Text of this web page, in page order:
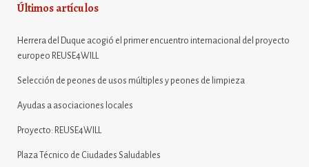
Últimos artículos
Herrera del Duque acogió el primer encuentro internacional del proyecto
europeo REUSE4WILL
Selección de peones de usos múltiples y peones de limpieza
Ayudas a asociaciones locales
Proyecto: REUSE4WILL
Plaza Técnico de Ciudades Saludables